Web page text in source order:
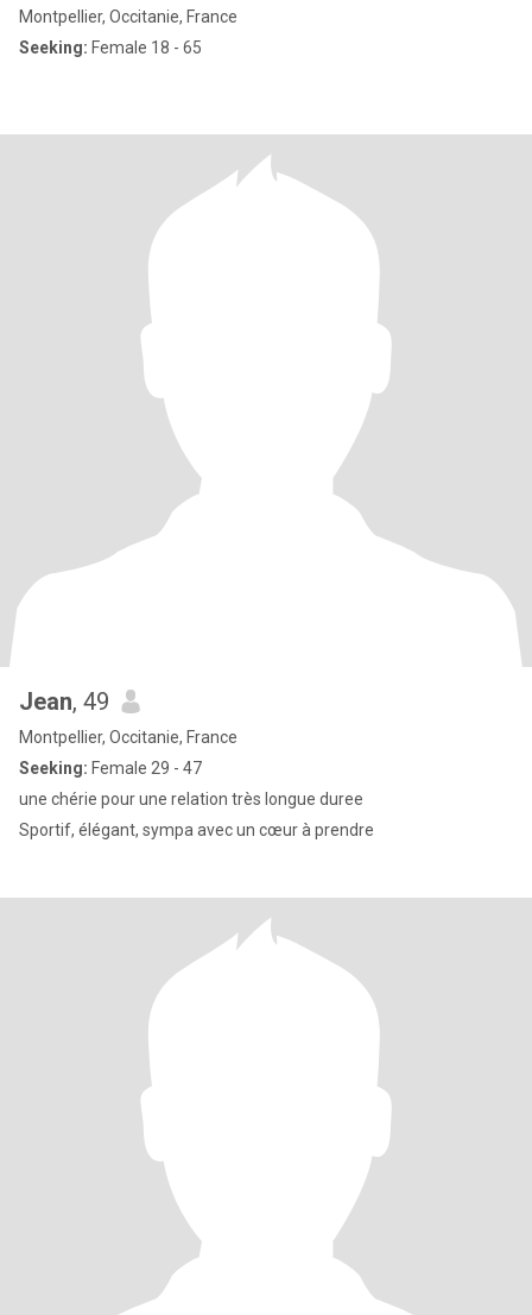
Montpellier, Occitanie, France
Seeking: Female 18 - 65
Jean, 49
Montpellier, Occitanie, France
Seeking: Female 29 - 47
une chérie pour une relation très longue duree
Sportif, élégant, sympa avec un cœur à prendre